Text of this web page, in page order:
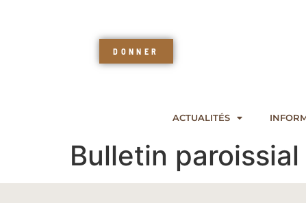
DONNER
ACTUALITÉS
Bulletin